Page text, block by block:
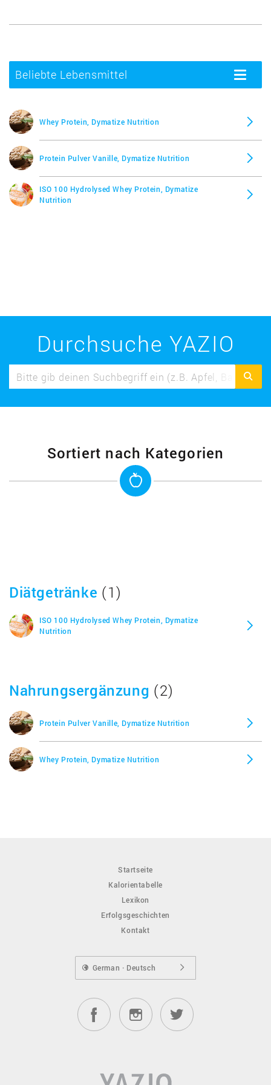
Beliebte Lebensmittel
Toggle
Whey Protein, Dymatize Nutrition
Protein Pulver Vanille, Dymatize Nutrition
ISO 100 Hydrolysed Whey Protein, Dymatize
Nutrition
Durchsuche YAZIO
Sortiert nach Kategorien
Diätgetränke (1)
ISO 100 Hydrolysed Whey Protein, Dymatize
Nutrition
Nahrungsergänzung (2)
Protein Pulver Vanille, Dymatize Nutrition
Whey Protein, Dymatize Nutrition
Startseite
Kalorientabelle
Lexikon
Erfolgsgeschichten
Kontakt
German · Deutsch